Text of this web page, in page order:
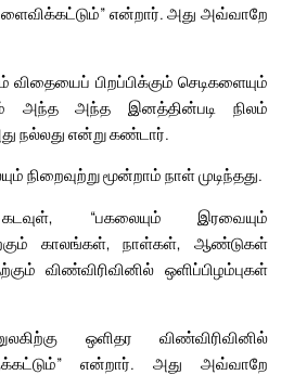
என்றார். அது அவ்வாறே
விதையைப் பிறப்பிக்கும் செடிகளையும்
அந்த அந்த இனத்தின்படி நிலம்
நல்லது என்று கண்டார்.
நிறைவுற்று மூன்றாம் நாள் முடிந்தது.
“பகலையும் இரவையும்
காலங்கள், நாள்கள், ஆண்டுகள்
விண்விரிவினில் ஒளிப்பிழம்புகள்
ஒளிதர விண்விரிவினில்
என்றார். அது அவ்வாறே